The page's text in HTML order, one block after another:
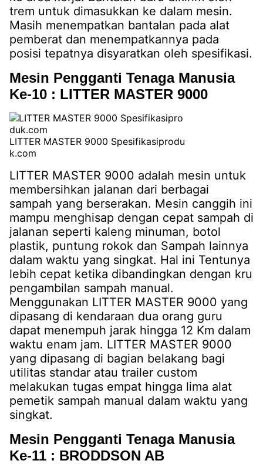
trem untuk dimasukkan ke dalam mesin.
Masih menempatkan bantalan pada alat
pemberat dan menempatkannya pada
posisi tepatnya disyaratkan oleh spesifikasi.
Mesin Pengganti Tenaga Manusia
Ke-10 : LITTER MASTER 9000
LITTER MASTER 9000 Spesifikasiprodu
k.com
LITTER MASTER 9000 adalah mesin untuk
membersihkan jalanan dari berbagai
sampah yang berserakan. Mesin canggih ini
mampu menghisap dengan cepat sampah di
jalanan seperti kaleng minuman, botol
plastik, puntung rokok dan Sampah lainnya
dalam waktu yang singkat. Hal ini Tentunya
lebih cepat ketika dibandingkan dengan kru
pengambilan sampah manual.
Menggunakan LITTER MASTER 9000 yang
dipasang di kendaraan dua orang guru
dapat menempuh jarak hingga 12 Km dalam
waktu enam jam. LITTER MASTER 9000
yang dipasang di bagian belakang bagi
utilitas standar atau trailer custom
melakukan tugas empat hingga lima alat
pemetik sampah manual dalam waktu yang
singkat.
Mesin Pengganti Tenaga Manusia
Ke-11 : BRODDSON AB